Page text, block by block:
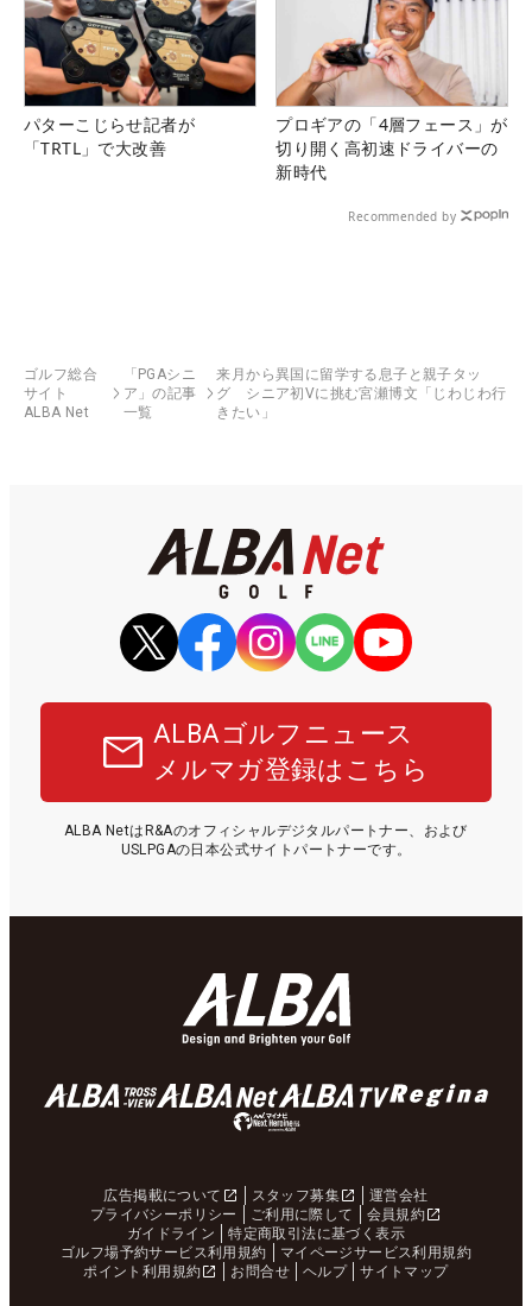
パターこじらせ記者が
「TRTL」で大改善
プロギアの「4層フェース」が
切り開く高初速ドライバーの
新時代
Recommended by
ゴルフ総合
サイト
ALBA Net
「PGAシニ
ア」の記事
一覧
来月から異国に留学する息子と親子タッ
グ シニア初Vに挑む宮瀬博文「じわじわ行
きたい」
ALBAゴルフニュース
メルマガ登録はこちら
ALBA NetはR&Aのオフィシャルデジタルパートナー、および
USLPGAの日本公式サイトパートナーです。
広告掲載について スタッフ募集
運営会社
プライバシーポリシー
ご利用に際して
会員規約
ガイドライン
特定商取引法に基づく表示
ゴルフ場予約サービス利用規約
マイページサービス利用規約
ポイント利用規約
お問合せ ヘルプ サイトマップ